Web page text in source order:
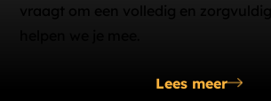
vraagt om een volledig en
Lees meer